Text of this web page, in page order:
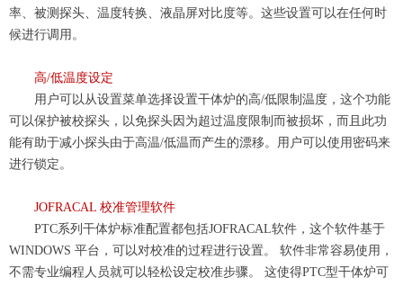
率、被测探头、温度转换、液晶屏对比度等。这些设置可以在任何时
候进行调用。
高/低温度设定
用户可以从设置菜单选择设置干体炉的高/低限制温度，这个功能
可以保护被校探头，以免探头因为超过温度限制而被损坏，而且此功
能有助于减小探头由于高温/低温而产生的漂移。用户可以使用密码来
进行锁定。
JOFRACAL 校准管理软件
PTC系列干体炉标准配置都包括JOFRACAL软件 ， 这个软件基于
WINDOWS 平台 ， 可以对校准的过程进行设置。 软件非常容易使用 ，
不需专业编程人员就可以轻松设定校准步骤。 这使得PTC型干体炉可